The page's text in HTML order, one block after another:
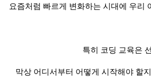
요즘처럼 빠르게 변화하는 시대에 우리
특히 코딩 교육은
막상 어디서부터 어떻게 시작해야 할